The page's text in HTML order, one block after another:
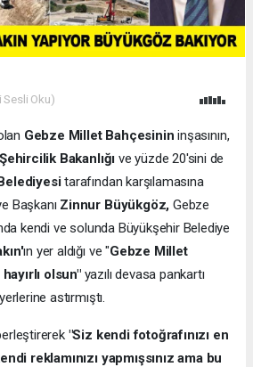
Sesli Oku)
Gebze Millet Bahçesinin inşasının,
Bakanlığı ve yüzde 20'sini de
tarafından karşılamasına
Başkanı Zinnur Büyükgöz, Gebze
kendi ve solunda Büyükşehir Belediye
ın yer aldığı ve "Gebze Millet
olsun"yazılı devasa pankartı
astırmıştı.
"Siz kendi fotoğrafınızı en
reklamınızı yapmışsınız ama bu